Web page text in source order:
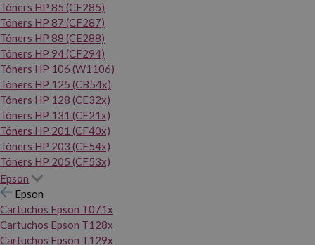
Tóners HP 85 (CE285)
Tóners HP 87 (CF287)
Tóners HP 88 (CE288)
Tóners HP 94 (CF294)
Tóners HP 106 (W1106)
Tóners HP 125 (CB54x)
Tóners HP 128 (CE32x)
Tóners HP 131 (CF21x)
Tóners HP 201 (CF40x)
Tóners HP 203 (CF54x)
Tóners HP 205 (CF53x)
Epson
Epson
Cartuchos Epson T071x
Cartuchos Epson T128x
Cartuchos Epson T129x